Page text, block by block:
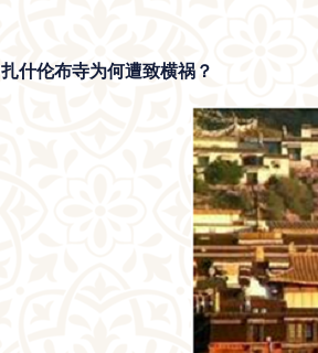
扎什伦布寺为何遭致横祸？